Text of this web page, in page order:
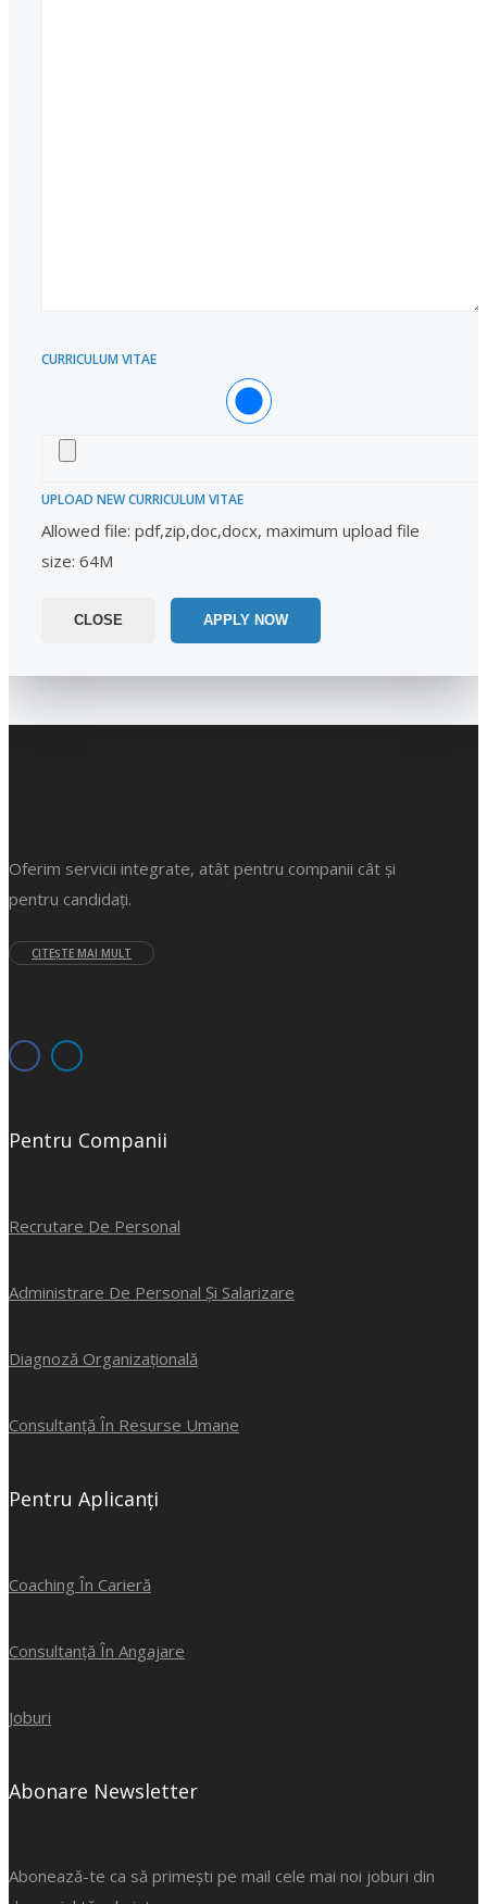
CURRICULUM VITAE
UPLOAD NEW CURRICULUM VITAE
Allowed file: pdf,zip,doc,docx, maximum upload file
size: 64M
CLOSE APPLY NOW
Oferim servicii integrate, atât pentru companii cât și
pentru candidați.
CITEȘTE MAI MULT
Pentru Companii
Recrutare De Personal
Administrare De Personal Și Salarizare
Diagnoză Organizațională
Consultanță În Resurse Umane
Pentru Aplicanți
Coaching În Carieră
Consultanță În Angajare
Joburi
Abonare Newsletter
Abonează-te ca să primești pe mail cele mai noi joburi din